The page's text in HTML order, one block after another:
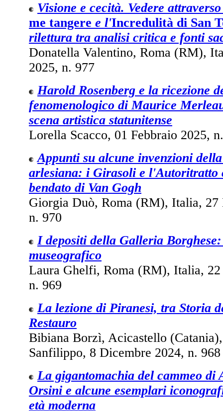
Visione e cecità. Vedere
me tangere e l'Incredulità di San
rilettura tra analisi critica e fonti
Donatella Valentino, Roma (RM),
2025, n. 977
Harold Rosenberg e la ricezione
fenomenologico di Maurice
scena artistica statunitense
Lorella Scacco, 01 Febbraio 2025,
Appunti su alcune invenzioni
arlesiana: i Girasoli e l'Autoritratto
bendato di Van Gogh
Giorgia Duò, Roma (RM), Italia, 27
n. 970
I depositi della Galleria
museografico
Laura Ghelfi, Roma (RM), Italia,
n. 969
La lezione di Piranesi, tra Storia
Restauro
Bibiana Borzì, Acicastello
Sanfilippo, 8 Dicembre 2024, n. 968
La gigantomachia del cammeo di
Orsini e alcune esemplari
età moderna